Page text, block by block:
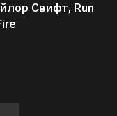
Свифт, Run